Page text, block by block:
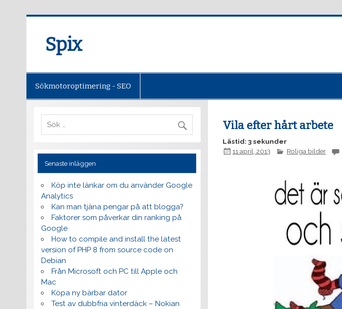
Spix
Sökmotoroptimering - SEO
Vila efter hårt arbete
Lästid: 3 sekunder
11 april, 2013
Roliga bilder
Senaste inläggen
Köp inte länkar om du använder Google
Analytics
Kan man tjäna pengar på att blogga?
Faktorer som påverkar din ranking på
Google
How to compile and install the latest
version of PHP 8 from source code on
Debian
Från Microsoft och PC till Apple och
Mac
Köpa ny bärbar dator
Test av dubbfria vinterdäck – Nokian